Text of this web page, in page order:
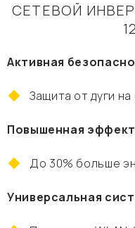
СЕТЕВОЙ
Активная
Защита от дуги
Повышенная
До 30% больше
Универсальная